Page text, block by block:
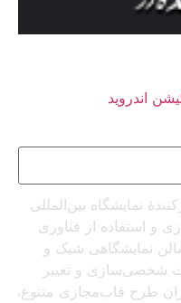
نمایشگاه بین‌المللی
و استفاده از فناوری
نمایشگاهی شیک و
شخصی‌سازی و تغییر
طرح قاب‌مجازی متنوع،